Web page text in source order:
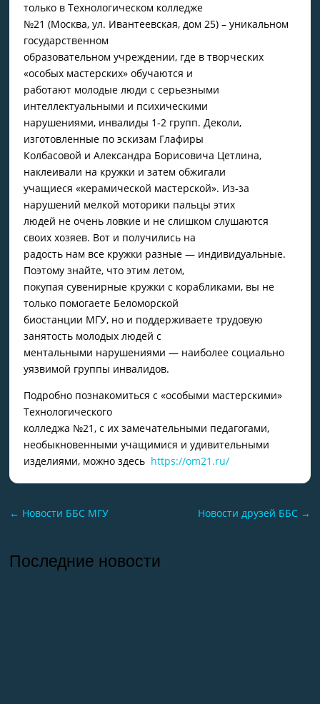
только в Технологическом колледже
№21 (Москва, ул. Ивантеевская, дом 25) – уникальном
государственном
образовательном учреждении, где в творческих
«особых мастерских» обучаются и
работают молодые люди с серьезными
интеллектуальными и психическими
нарушениями, инвалиды 1-2 групп. Деколи,
изготовленные по эскизам Глафиры
Колбасовой и Александра Борисовича Цетлина,
наклеивали на кружки и затем обжигали
учащиеся «керамической мастерской». Из-за
нарушений мелкой моторики пальцы этих
людей не очень ловкие и не слишком слушаются
своих хозяев. Вот и получились на
радость нам все кружки разные — индивидуальные.
Поэтому знайте, что этим летом,
покупая сувенирные кружки с корабликами, вы не
только помогаете Беломорской
биостанции МГУ, но и поддерживаете трудовую
занятость молодых людей с
ментальными нарушениями — наиболее социально
уязвимой группы инвалидов.
Подробно познакомиться с «особыми мастерскими»
Технологического
колледжа №21, с их замечательными педагогами,
необыкновенными учащимися и удивительными
изделиями, можно здесь https://om21.ru/
← Новости ББС МГУ Новости друзей ББС→
Последние новости